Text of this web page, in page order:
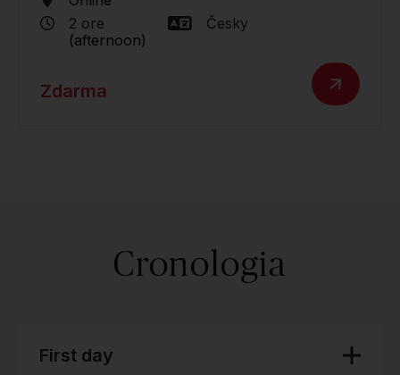
2 ore
(afternoon)
Česky
Zdarma
Cronologia
First day